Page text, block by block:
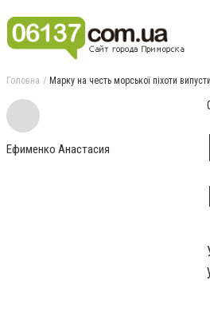
Головна Марку на честь морської піхоти
Ефименко Анастасия